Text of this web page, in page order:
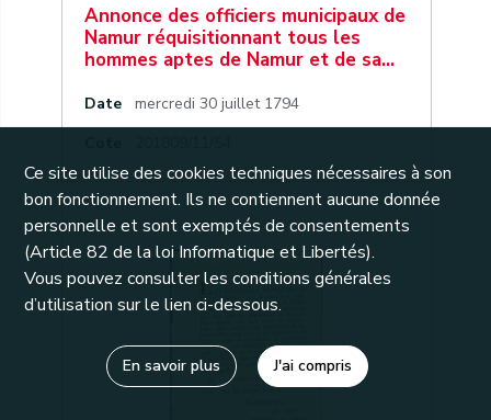
Annonce des officiers municipaux de
Namur réquisitionnant tous les
hommes aptes de Namur et de sa…
Date
mercredi 30 juillet 1794
31
Ce site utilise des cookies techniques nécessaires à son
bon fonctionnement. Ils ne contiennent aucune donnée
personnelle et sont exemptés de consentements
(Article 82 de la loi Informatique et Libertés).
Vous pouvez consulter les conditions générales
d’utilisation sur le lien ci-dessous.
En savoir plus J'ai compris